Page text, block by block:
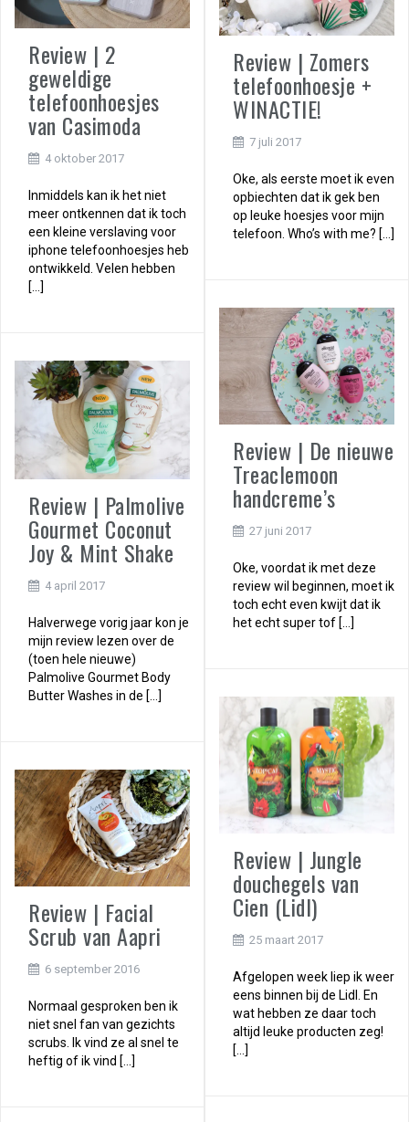
Review | 2
geweldige
telefoonhoesjes
van Casimoda
4 oktober 2017
Inmiddels kan ik het niet
meer ontkennen dat ik toch
een kleine verslaving voor
iphone telefoonhoesjes heb
ontwikkeld. Velen hebben
[…]
Review | Zomers
telefoonhoesje +
WINACTIE!
7 juli 2017
Oke, als eerste moet ik even
opbiechten dat ik gek ben
op leuke hoesjes voor mijn
telefoon. Who’s with me? […]
Review | De nieuwe
Treaclemoon
handcreme’s
27 juni 2017
Oke, voordat ik met deze
review wil beginnen, moet ik
toch echt even kwijt dat ik
het echt super tof […]
Review | Palmolive
Gourmet Coconut
Joy & Mint Shake
4 april 2017
Halverwege vorig jaar kon je
mijn review lezen over de
(toen hele nieuwe)
Palmolive Gourmet Body
Butter Washes in de […]
Review | Jungle
douchegels van
Cien (Lidl)
25 maart 2017
Afgelopen week liep ik weer
eens binnen bij de Lidl. En
wat hebben ze daar toch
altijd leuke producten zeg!
[…]
Review | Facial
Scrub van Aapri
6 september 2016
Normaal gesproken ben ik
niet snel fan van gezichts
scrubs. Ik vind ze al snel te
heftig of ik vind […]